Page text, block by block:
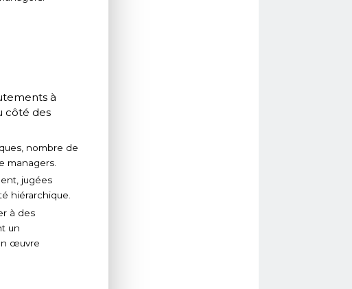
à
côté des
nombre de
managers.
jugées
hiérarchique.
à des
un
œuvre